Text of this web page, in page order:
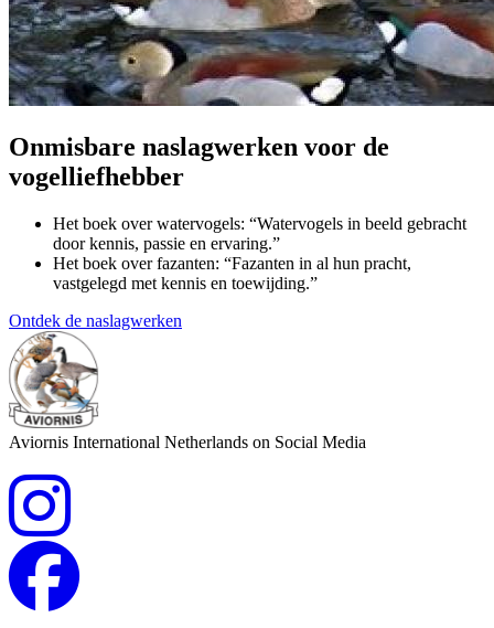
Onmisbare naslagwerken voor de
vogelliefhebber
Het boek over watervogels: “Watervogels in beeld gebracht
door kennis, passie en ervaring.”
Het boek over fazanten: “Fazanten in al hun pracht,
vastgelegd met kennis en toewijding.”
Ontdek de naslagwerken
Aviornis International Netherlands on Social Media